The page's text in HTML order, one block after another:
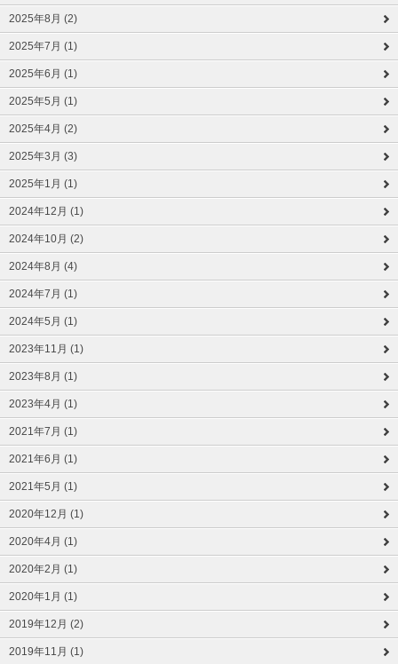
2025年8月 (2)
2025年7月 (1)
2025年6月 (1)
2025年5月 (1)
2025年4月 (2)
2025年3月 (3)
2025年1月 (1)
2024年12月 (1)
2024年10月 (2)
2024年8月 (4)
2024年7月 (1)
2024年5月 (1)
2023年11月 (1)
2023年8月 (1)
2023年4月 (1)
2021年7月 (1)
2021年6月 (1)
2021年5月 (1)
2020年12月 (1)
2020年4月 (1)
2020年2月 (1)
2020年1月 (1)
2019年12月 (2)
2019年11月 (1)